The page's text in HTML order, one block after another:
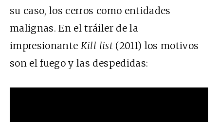
su caso, los cerros como entidades
malignas. En el tráiler de la
impresionante Kill list (2011) los motivos
son el fuego y las despedidas: